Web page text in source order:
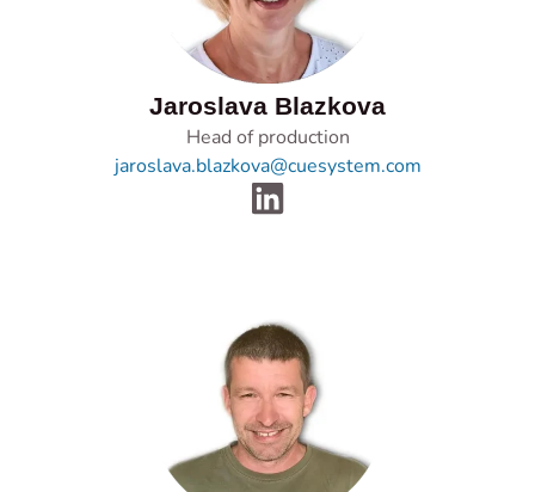
Jaroslava Blazkova
Head of production
jaroslava.blazkova@cuesystem.com